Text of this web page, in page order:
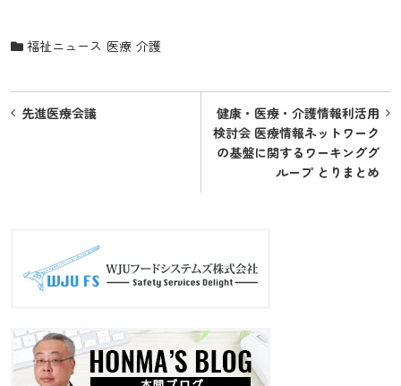
福祉ニュース 医療 介護
投
シ
ン
健康・医療・介護情報利活用
検討会 医療情報ネットワーク
の基盤に関するワーキンググ
ループ とりまとめ
先進医療会議